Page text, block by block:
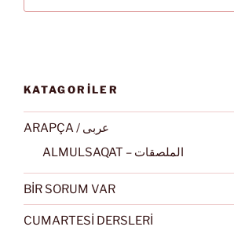
KATAGORİLER
ARAPÇA / عربى
ALMULSAQAT – الملصقات
BİR SORUM VAR
CUMARTESİ DERSLERİ